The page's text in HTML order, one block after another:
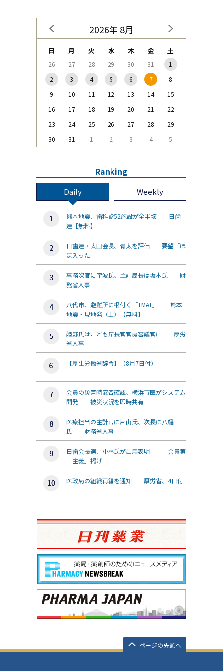
2026年 8月
日 月 火 水 木 金 土
26 27 28 29 30 31
1
2
3 4 5 6 7
8
9
10 11 12 13 14
15
16
17 18 19 20 21
22
23
24 25 26 27 28
29
30
31 1 2 3 4 5
Ranking
Daily Weekly
熊本地震、歯科診52施設が全半壊 日歯
連【無料】
日歯連・太田会長、骨太を評価 要望「ほ
ぼ入った」
事務次官に宇波氏、主計局長は坂本氏 財
務省人事
八代市、避難所に根付く「TMAT」 熊本
地震・現地発（上）【無料】
姫野氏はこども庁長官官房審議官に 厚労
省人事
【厚生労働省辞令】（8月7日付）
会員の災害時安否確認、横浜市医がシステム
開発 被災状況を即時共有
医療担当の主計官に片山氏、次長に八幡
氏 財務省人事
日歯会長選、小林氏が出馬表明 「会員第
一主義」掲げ
医政局の組織再編を通知 厚労省、4日付
ページの先頭へ